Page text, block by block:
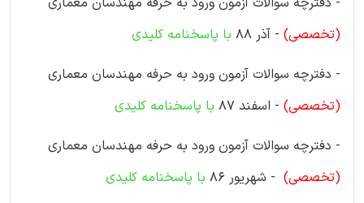
(تخصصی) - آذر 88 با پاسخنامه کلیدی
- دفترچه سوالات آزمون ورود به حرفه مهندسان معماری
(تخصصی) - اسفند 87 با پاسخنامه کلیدی
- دفترچه سوالات آزمون ورود به حرفه مهندسان معماری
(تخصصی) - شهریور 86 با پاسخنامه کلیدی